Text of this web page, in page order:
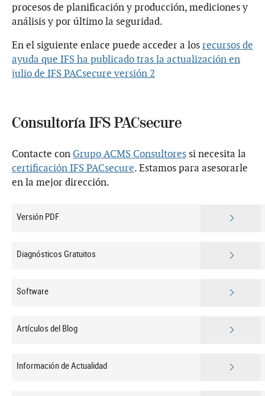
procesos de planificación y producción, mediciones y
análisis y por último la seguridad.
En el siguiente enlace puede acceder a losrecursos de
ayuda que IFS ha publicado tras la actualización en
julio de IFS PACsecure versión 2
Consultoría IFS PACsecure
Contacte con Grupo ACMS Consultores si necesita la
certificación IFS PACsecure. Estamos para asesorarle
en la mejor dirección.
Versión PDF
Diagnósticos Gratuitos
Software
Artículos del Blog
Información de Actualidad